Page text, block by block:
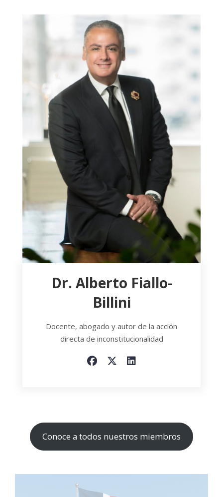
Dr. Alberto Fiallo-
Billini
Docente, abogado y autor de la acción
directa de inconstitucionalidad
Conoce a todos nuestros miembros